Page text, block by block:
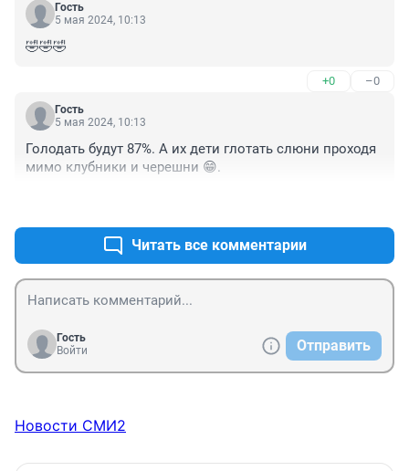
Гость
5 мая 2024, 10:13
🤣🤣🤣
+0 –0
Гость
5 мая 2024, 10:13
Голодать будут 87%. А их дети глотать слюни проходя
мимо клубники и черешни 😁.
Читать все комментарии
Гость
Войти
Отправить
Новости СМИ2